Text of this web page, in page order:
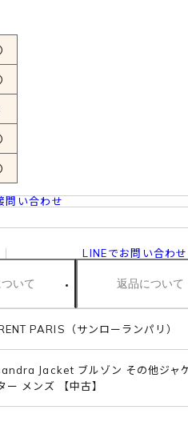
問い合わせ
LINEでお問い合わせ
いて 返品について
PARIS（サンローランパリ）
Jacket ブルゾン その他ジャ
ー メンズ 【中古】